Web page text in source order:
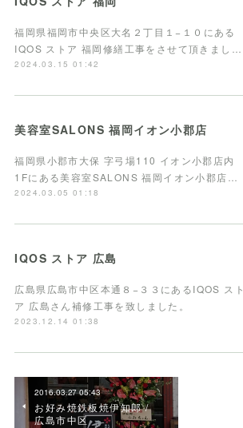
福岡県福岡市中央区大名２丁目１−１０にある
IQOS ストア 福岡修繕工事をさせて頂きまし…
2024.03.15 01:42
美容室SALONS 福岡イオン小郡店
福岡県小郡市大保 字弓場110 イオン小郡店内
1Fにある美容室SALONS 福岡イオン小郡店…
2024.03.05 01:18
IQOS ストア 広島
広島県広島市中区本通８−３３にあるIQOS スト
ア 広島さん補修工事を致しました。
2023.12.14 01:38
2016.03.27 05:43
お好み焼鉄板焼伊知郎 /
広島市中区